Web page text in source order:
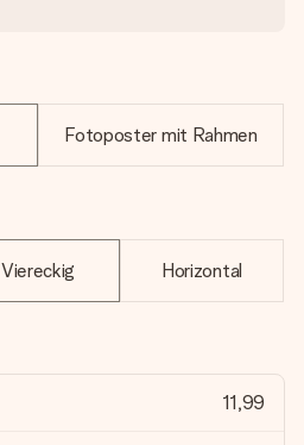
Fotoposter mit Rahmen
Viereckig Horizontal
11,99